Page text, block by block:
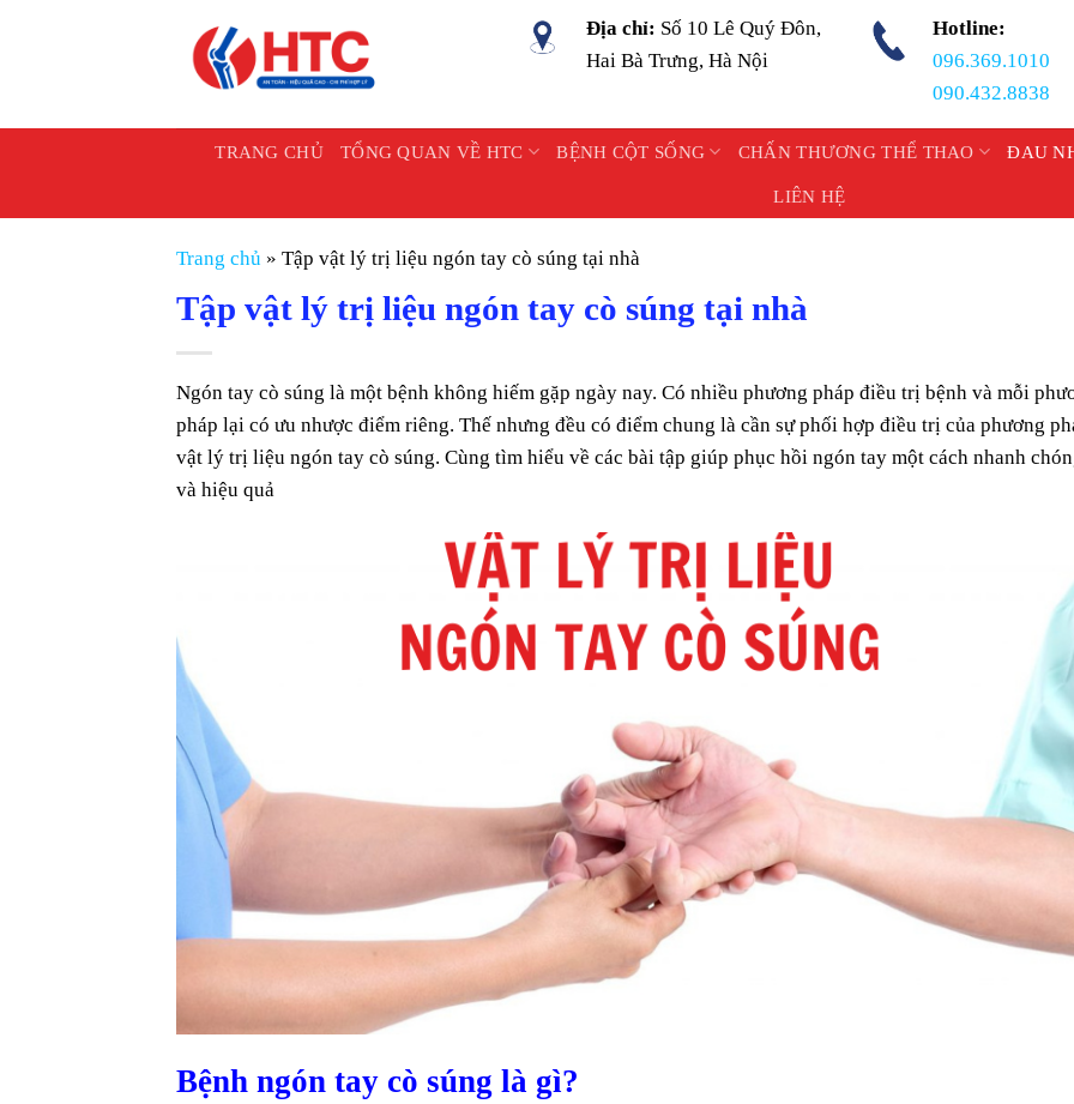
Địa chỉ: Số 10 Lê Quý Đôn,
Hai Bà Trưng, Hà Nội
Hotline:
096.369.1010
090.432.8838
TRANG CHỦ TỔNG QUAN VỀ HTC BỆNH CỘT SỐNG CHẤN THƯƠNG THỂ THAO ĐAU
LIÊN HỆ
Trang chủ » Tập vật lý trị liệu ngón tay cò súng tại nhà
Tập vật lý trị liệu ngón tay cò súng tại nhà
Ngón tay cò súng là một bệnh không hiếm gặp ngày nay. Có nhiều phương pháp điều trị bệnh và mỗi
pháp lại có ưu nhược điểm riêng. Thế nhưng đều có điểm chung là cần sự phối hợp điều trị của phương
vật lý trị liệu ngón tay cò súng. Cùng tìm hiểu về các bài tập giúp phục hồi ngón tay một cách nhanh
và hiệu quả
Bệnh ngón tay cò súng là gì?